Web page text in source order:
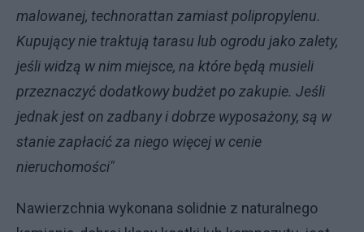
malowanej, technorattan zamiast polipropylenu.
Kupujący nie traktują tarasu lub ogrodu jako zalety,
jeśli widzą w nim miejsce, na które będą musieli
przeznaczyć dodatkowy budżet po zakupie. Jeśli
jednak jest on zadbany i dobrze wyposażony, są w
stanie zapłacić za niego więcej w cenie
nieruchomości"
Nawierzchnia wykonana solidnie z naturalnego